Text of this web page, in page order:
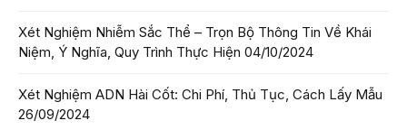
Xét Nghiệm Nhiễm Sắc Thể – Trọn Bộ Thông Tin Về Khái
Niệm, Ý Nghĩa, Quy Trình Thực Hiện 04/10/2024
Xét Nghiệm ADN Hài Cốt: Chi Phí, Thủ Tục, Cách Lấy Mẫu
26/09/2024